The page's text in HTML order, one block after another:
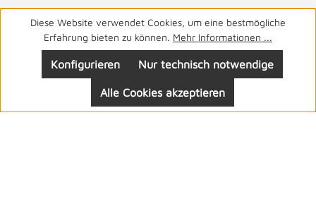
Haben Sie Fragen? Wir helfen Ihnen gerne. 05141 9940
von 8-19 Uhr
Diese Website verwendet Cookies, um eine bestmögliche
Erfahrung bieten zu können. Mehr Informationen ...
Nur technisch notwendige
Konfigurieren
Alle Cookies akzeptieren